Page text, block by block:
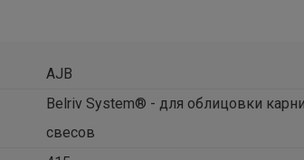
AJB
Belriv System® - для облицовки
свесов